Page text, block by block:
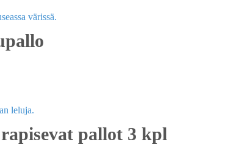
pallot 3 kpl